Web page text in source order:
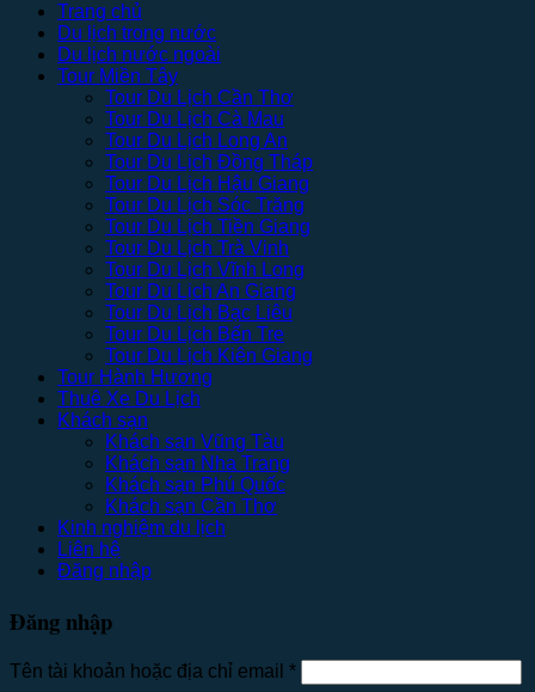
Trang chủ
Du lịch trong nước
Du lịch nước ngoài
Tour Miền Tây
Tour Du Lịch Cần Thơ
Tour Du Lịch Cà Mau
Tour Du Lịch Long An
Tour Du Lịch Đồng Tháp
Tour Du Lịch Hậu Giang
Tour Du Lịch Sóc Trăng
Tour Du Lịch Tiền Giang
Tour Du Lịch Trà Vinh
Tour Du Lịch Vĩnh Long
Tour Du Lịch An Giang
Tour Du Lịch Bạc Liêu
Tour Du Lịch Bến Tre
Tour Du Lịch Kiên Giang
Tour Hành Hương
Thuê Xe Du Lịch
Khách sạn
Khách sạn Vũng Tàu
Khách sạn Nha Trang
Khách sạn Phú Quốc
Khách sạn Cần Thơ
Kinh nghiệm du lịch
Liên hệ
Đăng nhập
Đăng nhập
Tên tài khoản hoặc địa chỉ email *